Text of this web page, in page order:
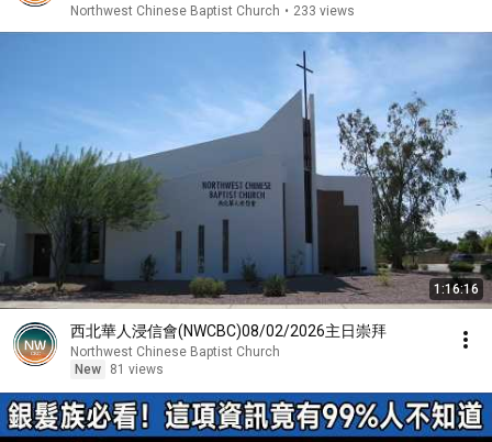
Northwest Chinese Baptist Church • 233 views
1:16:16
西北華人浸信會(NWCBC)08/02/2026主日崇拜
Northwest Chinese Baptist Church
New
81 views